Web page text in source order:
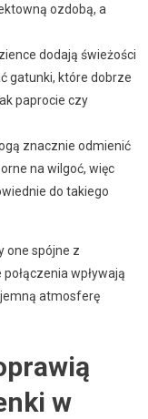
ozdobą, a
dodają świeżości
gatunki, które dobrze
paprocie czy
znacznie odmienić
na wilgoć, więc
do takiego
one spójne z
połączenia wpływają
atmosferę
w